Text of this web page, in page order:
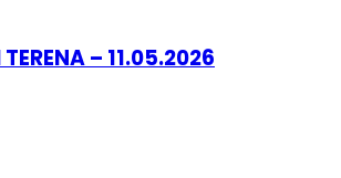
TERENA – 11.05.2026